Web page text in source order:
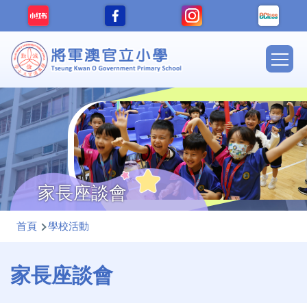
移至主內容
Main
家長座談會
導
連
結
首頁 學校活動
家長座談會